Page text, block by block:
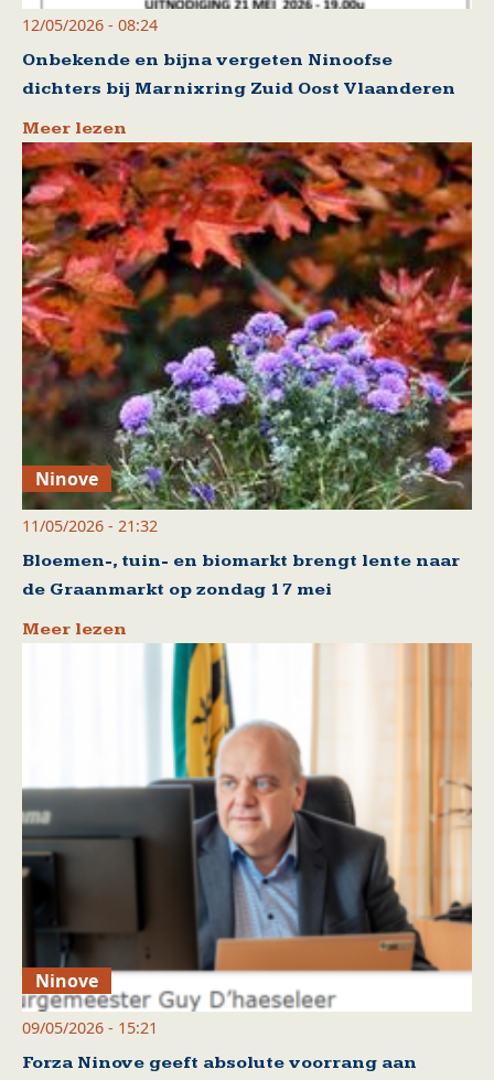
12/05/2026 - 08:24
Onbekende en bijna vergeten Ninoofse
dichters bij Marnixring Zuid Oost Vlaanderen
Meer lezen
Ninove
11/05/2026 - 21:32
Bloemen-, tuin- en biomarkt brengt lente naar
de Graanmarkt op zondag 17 mei
Meer lezen
Ninove
09/05/2026 - 15:21
Forza Ninove geeft absolute voorrang aan